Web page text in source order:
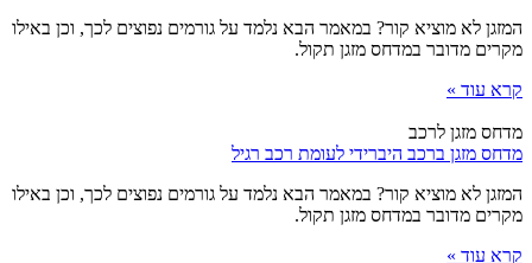
המזגן לא מוציא קור? במאמר הבא נלמד על גורמים נפוצים לכך, וכן באילו
מקרים מדובר במדחס מזגן תקול.
קרא עוד »
מדחס מזגן לרכב
מדחס מזגן ברכב היברידי לעומת רכב רגיל
המזגן לא מוציא קור? במאמר הבא נלמד על גורמים נפוצים לכך, וכן באילו
מקרים מדובר במדחס מזגן תקול.
קרא עוד »